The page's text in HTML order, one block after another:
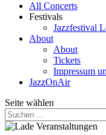
All Concerts
Festivals
Jazzfestival
About
About
Tickets
Impressum
JazzOnAir
Seite wählen